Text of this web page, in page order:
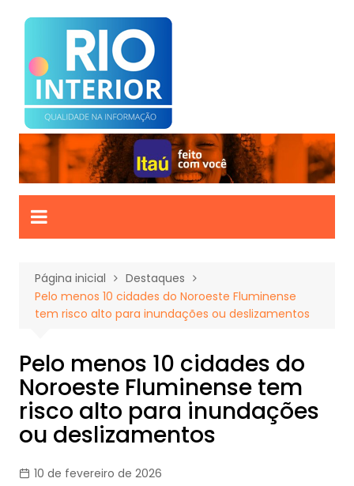
para
conteúdo
Página inicial
Destaques
Pelo menos 10 cidades do Noroeste Fluminense
tem risco alto para inundações ou deslizamentos
Pelo menos 10 cidades do
Noroeste Fluminense tem
risco alto para inundações
ou deslizamentos
10 de fevereiro de 2026